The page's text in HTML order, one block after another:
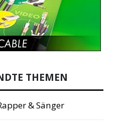
THEMEN
& Sänger